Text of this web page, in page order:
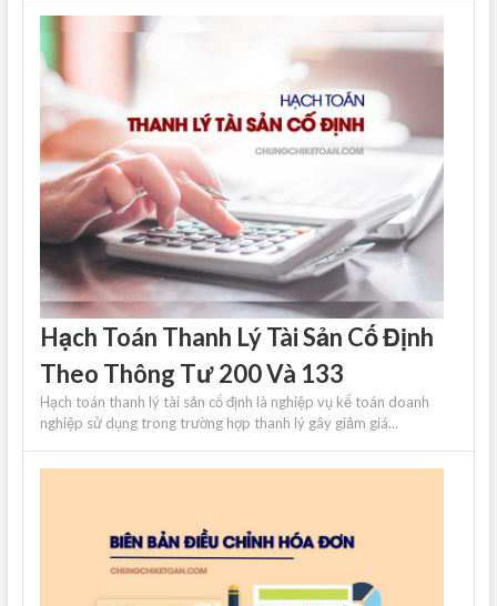
Hạch Toán Thanh Lý Tài Sản Cố Định
Theo Thông Tư 200 Và 133
Hạch toán thanh lý tài sản cố định là nghiệp vụ kế toán doanh
nghiệp sử dụng trong trường hợp thanh lý gây giảm giá...